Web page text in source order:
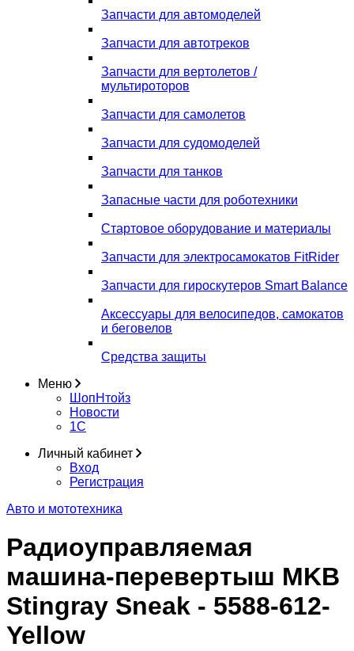
Запчасти для автомоделей
Запчасти для автотреков
Запчасти для вертолетов /
мультироторов
Запчасти для самолетов
Запчасти для судомоделей
Запчасти для танков
Запасные части для роботехники
Стартовое оборудование и материалы
Запчасти для электросамокатов FitRider
Запчасти для гироскутеров Smart Balance
Аксессуары для велосипедов, самокатов
и беговелов
Средства защиты
Меню
ШопНтойз
Новости
1C
Личный кабинет
Вход
Регистрация
Авто и мототехника
Радиоуправляемая
машина-перевертыш MKB
Stingray Sneak - 5588-612-
Yellow